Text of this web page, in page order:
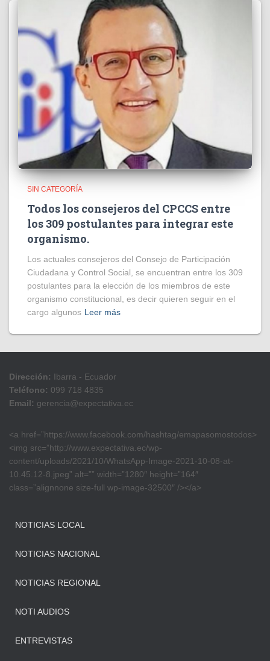
SIN CATEGORÍA
Todos los consejeros del CPCCS entre
los 309 postulantes para integrar este
organismo.
Los actuales consejeros del Consejo de Participación
Ciudadana y Control Social, se encuentran entre los 309
postulantes para la elección de los miembros de este
organismo constitucional, es decir quieren seguir en el
cargo algunos Leer más
Dirección: Ibarra - Ecuador
Teléfono: 099 718 4835
Email: gerencia@expectativa.ec
<a href=”https://www.facebook.com/hashtag/emapasomostodos>
<img src=”http://www.expectativa.ec/wp-
content/uploads/2021/10/WhatsApp-Image-2021-10-08-at-
10.45.12-8.jpeg” alt=”” width=”1280″ height=”164″
class=”alignnone size-full wp-image-32500″ /></a>
NOTICIAS LOCAL
NOTICIAS NACIONAL
NOTICIAS REGIONAL
NOTI AUDIOS
ENTREVISTAS